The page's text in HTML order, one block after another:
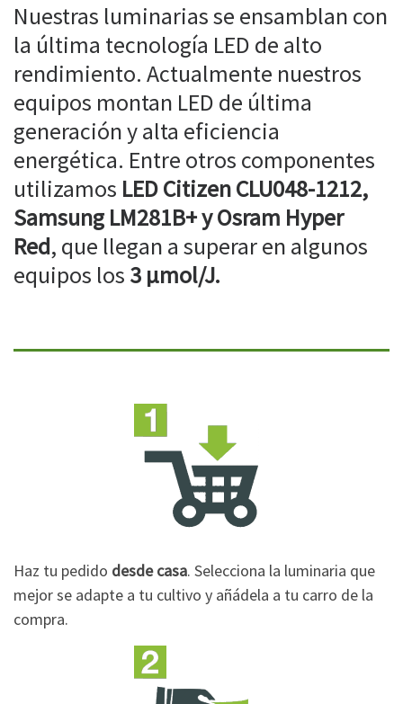
Nuestras luminarias se ensamblan con
la última tecnología LED de alto
rendimiento. Actualmente nuestros
equipos montan LED de última
generación y alta eficiencia
energética. Entre otros componentes
utilizamos LED Citizen CLU048-1212,
Samsung LM281B+ y Osram Hyper
Red, que llegan a superar en algunos
equipos los 3 µmol/J.
Haz tu pedido desde casa. Selecciona la luminaria que
mejor se adapte a tu cultivo y añádela a tu carro de la
compra.